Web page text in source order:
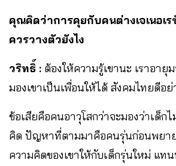
คุณคิดว่าการคุยกับคนต่างเจเนอเ
ควรวางตัวยังไง
วริทธิ์ : ต้องให้ความรู้เขานะ เราอายุ
มองเขาเป็นเพื่อนให้ได้ สังคมไทยดีอย่
ข้อเสียคือคนอาวุโสกว่าจะมองว่าเด็ก
คิด ปัญหาที่ตามมาคือคนรุ่นก่อนพยา
ความคิดของเขาให้กับเด็กรุ่นใหม่ แท